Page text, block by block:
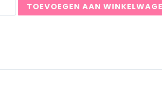
TOEVOEGEN AAN